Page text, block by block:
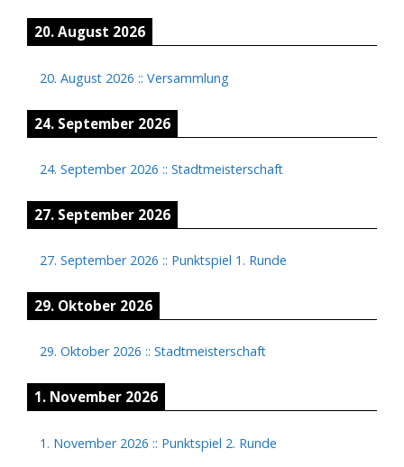
20. August 2026
20. August 2026 :: Versammlung
24. September 2026
24. September 2026 :: Stadtmeisterschaft
27. September 2026
27. September 2026 :: Punktspiel 1. Runde
29. Oktober 2026
29. Oktober 2026 :: Stadtmeisterschaft
1. November 2026
1. November 2026 :: Punktspiel 2. Runde